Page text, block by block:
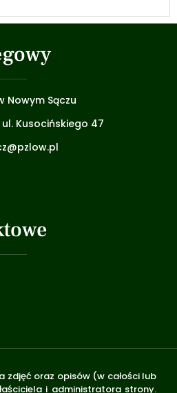
Nowym Sączu
Kusocińskiego 47
zdjęć oraz opisów (w całości lub
i administratora strony.